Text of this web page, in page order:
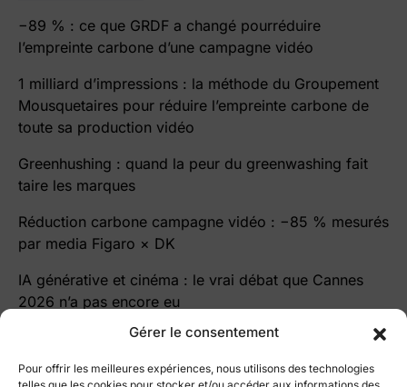
Gérer le consentement
Pour offrir les meilleures expériences, nous utilisons des technologies
−89 % : ce que GRDF a changé pourréduire
l’empreinte carbone d’une campagne vidéo
1 milliard d’impressions : la méthode du Groupement
Mousquetaires pour réduire l’empreinte carbone de
toute sa production vidéo
Greenhushing : quand la peur du greenwashing fait
taire les marques
Réduction carbone campagne vidéo : −85 % mesurés
par media Figaro × DK
IA générative et cinéma : le vrai débat que Cannes
2026 n’a pas encore eu